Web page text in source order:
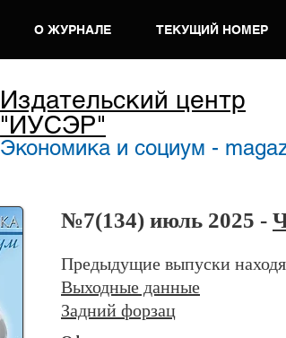
О ЖУРНАЛЕ ТЕКУЩИЙ НОМЕР
Издательский центр
"ИУСЭР"
Экономика и социум -
№7(134) июль 2025 -
Предыдущие выпуски
Выходные данные
Задний форзац